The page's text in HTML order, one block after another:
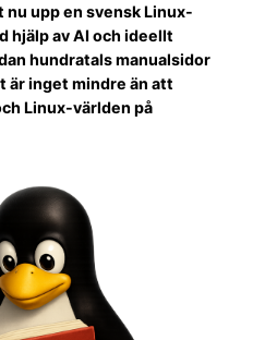
upp en svensk Linux-
hjälp av AI och ideellt
hundratals manualsidor
är inget mindre än att
Linux-världen på